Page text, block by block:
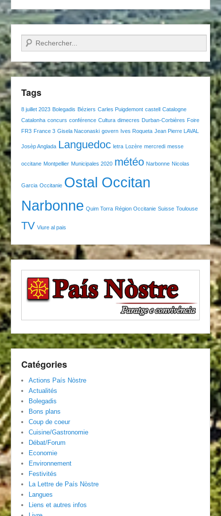
Recherche
Tags
8 juillet 2023 Bolegadis Béziers Carles Puigdemont castell
Catalogne
Catalonha concurs conférence Cultura dimecres Durban-Corbières Foire
FR3 France 3 Gisela Naconaski govern Ives Roqueta Jean Pierre LAVAL
Josèp Anglada Languedoc letra Lozère mercredi messe
occitane Montpellier Municipales 2020 météo Narbonne Nicolas
Garcia Occitanie Ostal Occitan
Narbonne Quim Torra Région Occitanie Suisse Toulouse
TV Viure al pais
Catégories
Actions País Nòstre
Actualités
Bolegadis
Bons plans
Coup de coeur
Cuisine/Gastronomie
Débat/Forum
Economie
Environnement
Festivités
La Lettre de País Nòstre
Langues
Liens et autres infos